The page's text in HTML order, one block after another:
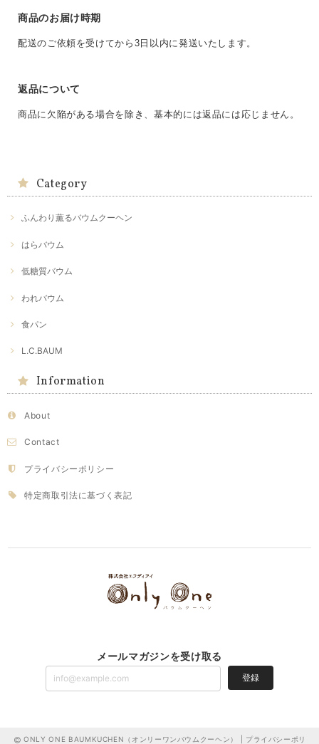
商品のお届け時期
配送のご依頼を受けてから3日以内に発送いたします。
返品について
商品に欠陥がある場合を除き、基本的には返品には応じません。
Category
ふんわり薫るバウムクーヘン
はらバウム
低糖質バウム
われバウム
食パン
L.C.BAUM
Information
About
Contact
プライバシーポリシー
特定商取引法に基づく表記
メールマガジンを受け取る
登録
ONLY ONE BAUMKUCHEN（オンリーワンバウムクーヘン） | プライバシーポリ